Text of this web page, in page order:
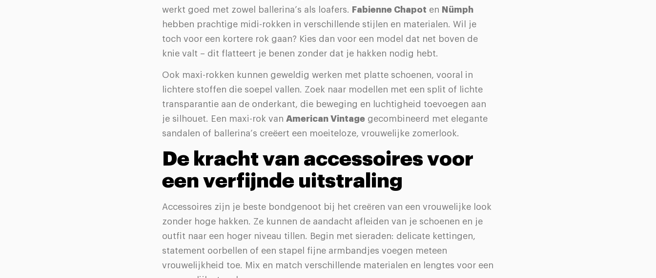
werkt goed met zowel ballerina’s als loafers.
Fabienne Chapot en Nümph
hebben prachtige midi-rokken in verschillende stijlen en materialen. Wil je
toch voor een kortere rok gaan? Kies dan voor een model dat net boven de
knie valt – dit flatteert je benen zonder dat je hakken nodig hebt.
Ook maxi-rokken kunnen geweldig werken met platte schoenen, vooral in
lichtere stoffen die soepel vallen. Zoek naar modellen met een split of lichte
transparantie aan de onderkant, die beweging en luchtigheid toevoegen aan
je silhouet. Een maxi-rok van American Vintage gecombineerd met elegante
sandalen of ballerina’s creëert een moeiteloze, vrouwelijke zomerlook.
De kracht van accessoires voor
een verfijnde uitstraling
Accessoires zijn je beste bondgenoot bij het creëren van een vrouwelijke look
zonder hoge hakken. Ze kunnen de aandacht afleiden van je schoenen en je
outfit naar een hoger niveau tillen. Begin met sieraden: delicate kettingen,
statement oorbellen of een stapel fijne armbandjes voegen meteen
vrouwelijkheid toe. Mix en match verschillende materialen en lengtes voor een